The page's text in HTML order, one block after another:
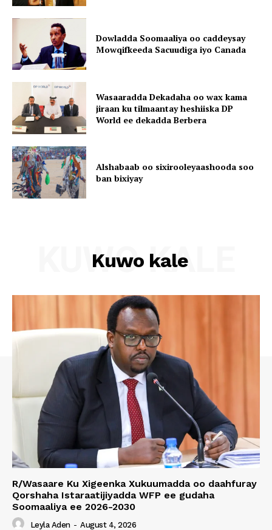
Dowladda Soomaaliya oo caddeysay
Mowqifkeeda Sacuudiga iyo Canada
Wasaaradda Dekadaha oo wax kama
jiraan ku tilmaantay heshiiska DP
World ee dekadda Berbera
Alshabaab oo sixirooleyaashooda soo
ban bixiyay
Kuwo kale
KUWO KALE
R/Wasaare Ku Xigeenka Xukuumadda oo daahfuray
Qorshaha Istaraatijiyadda WFP ee gudaha
Soomaaliya ee 2026-2030
Leyla Aden - August 4, 2026